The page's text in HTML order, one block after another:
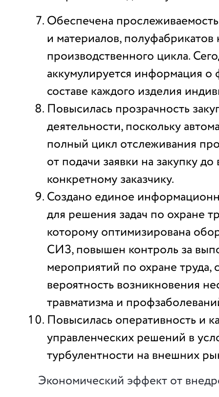
Обеспечена
и материалов, полуфабрикатов
производственного цикла.
аккумулируется информация о
составе каждого изделия
Повысилась прозрачность
деятельности, поскольку
полный цикл отслеживания
от подачи заявки на закупку
конкретному заказчику.
Создано единое
для решения задач по охране
которому оптимизирована
СИЗ, повышен контроль за
мероприятий по охране труда,
вероятность возникновения
травматизма и
Повысилась оперативность и
управленческих решений в
турбулентности на внешних
Экономический эффект от